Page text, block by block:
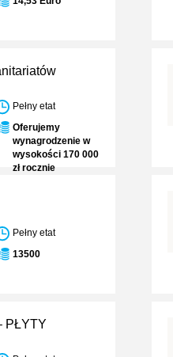
Pełny etat
Oferujemy
wynagrodzenie w
wysokości 170 000
zł rocznie
Pełny etat
13500
PŁYTY